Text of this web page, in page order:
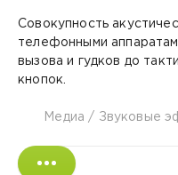
Совокупность
телефонными
вызова и гудков до
кнопок.
Медиа / Звуковые